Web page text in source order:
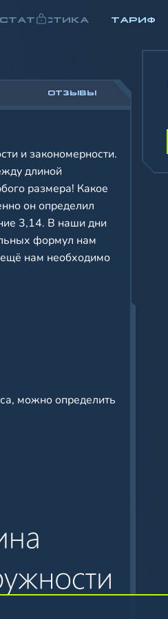
СТАТИСТИКА ТАРИФ
и закономерности.
длиной
размера! Какое
он определил
3,14. В наши дни
формул нам
нам необходимо
можно определить
ОТЗЫВЫ